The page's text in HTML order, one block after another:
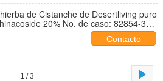
de Cistanche de Desertliving puro
20% No. de caso: 82854-37-
Contacto
1 / 3